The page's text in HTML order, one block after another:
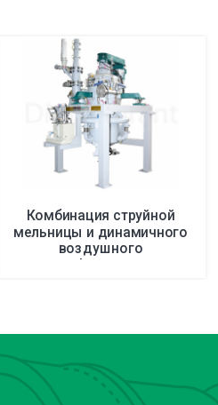
Комбинация струйной
мельницы и динамичного
воздушного
классификатора GGS